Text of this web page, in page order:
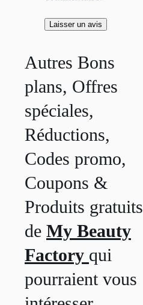
Autres Bons
plans, Offres
spéciales,
Réductions,
Codes promo,
Coupons &
Produits gratuits
de My Beauty
Factory qui
pourraient vous